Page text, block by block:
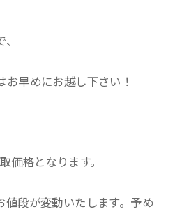
早めにお越し下さい！
価格となります。
値段が変動いたします。予め